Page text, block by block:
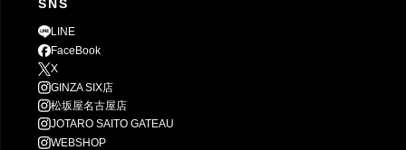
SNS
LINE
FaceBook
X
GINZA SIX店
松坂屋名古屋店
JOTARO SAITO GATEAU
WEBSHOP